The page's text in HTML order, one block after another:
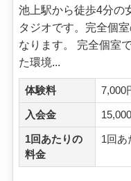
池上駅から徒歩4分の
タジオです。完全個
なります。 完全個室
た環境...
体験料 7,000
入会金
1回あたりの
料金
1回あ